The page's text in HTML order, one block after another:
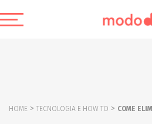
HOME > TECNOLOGIA E HOW TO > COME